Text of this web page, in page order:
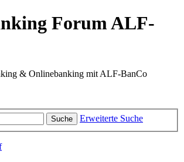
Forum ALF-
& Onlinebanking mit ALF-BanCo
Suche Erweiterte Suche